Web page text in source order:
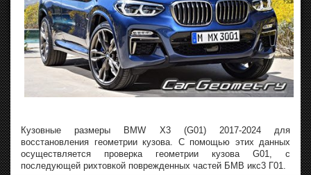
Кузовные размеры BMW X3 (G01) 2017-2024 для
восстановления геометрии кузова. С помощью этих данных
осуществляется проверка геометрии кузова G01, с
последующей рихтовкой поврежденных частей БМВ икс3 Г01.